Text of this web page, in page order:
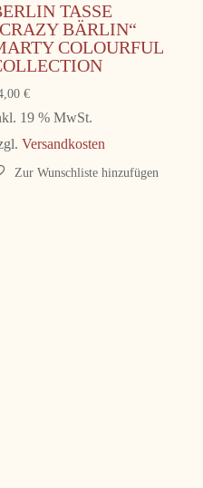
TASSE
BÄRLIN“
COLOURFUL
€
19 % MwSt.
Versandkosten